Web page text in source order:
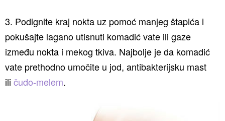
3. Podignite kraj nokta uz pomoć manjeg štapića i
pokušajte lagano utisnuti komadić vate ili gaze
između nokta i mekog tkiva. Najbolje je da komadić
vate prethodno umočite u jod, antibakterijsku mast
ili čudo-melem.